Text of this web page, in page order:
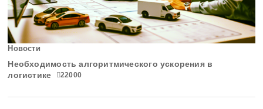
Новости
Необходимость алгоритмического ускорения в
логистике
22000